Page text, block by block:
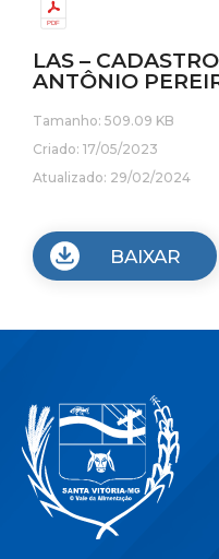
LAS –
ANTÔNIO
Tamanho: 509.09 KB
Criado: 17/05/2023
Atualizado: 29/02/2024
BAIXAR